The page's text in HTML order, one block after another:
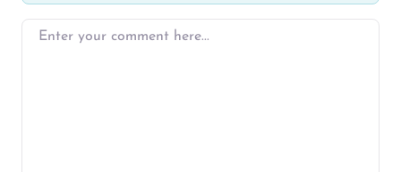
Enter your comment here…